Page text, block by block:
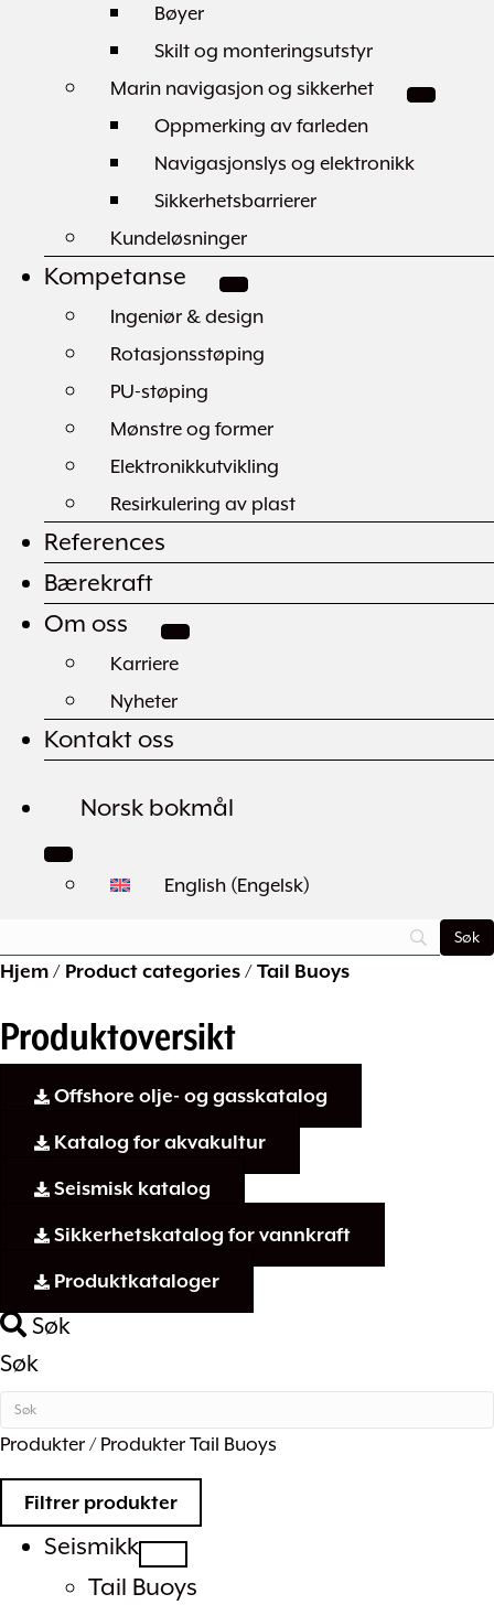
Bøyer
Skilt og monteringsutstyr
Marin navigasjon og sikkerhet
Oppmerking av farleden
Navigasjonslys og elektronikk
Sikkerhetsbarrierer
Kundeløsninger
Kompetanse
Ingeniør & design
Rotasjonsstøping
PU-støping
Mønstre og former
Elektronikkutvikling
Resirkulering av plast
References
Bærekraft
Om oss
Karriere
Nyheter
Kontakt oss
Norsk bokmål
English (Engelsk)
Hjem/ Product categories/Tail Buoys
Produktoversikt
Offshore olje- og gasskatalog
Katalog for akvakultur
Seismisk katalog
Sikkerhetskatalog for vannkraft
Produktkataloger
Søk
Søk
Produkter / ProdukterTail Buoys
Filtrer produkter
Seismikk
Tail Buoys